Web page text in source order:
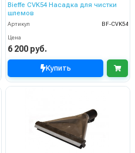
Bieffe CVK54 Насадка для чистки
шлемов
Артикул BF-CVK54
Цена
6 200 руб.
Купить